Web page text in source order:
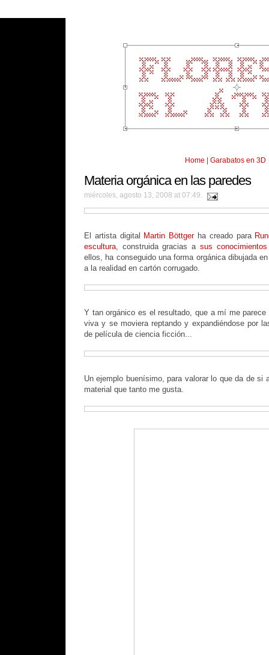
Home | Garabatos en 3D
Materia orgánica en las paredes
miércoles, agosto 13, 2008 at 07:49.
El artista digital Martin Böttgerha creado para
escultura, construida gracias a sus conocimientos
ellos, ha conseguido una forma orgánica dibujada
a la realidad en cartón corrugado.
Y tan orgánico es el resultado, que a mí me
viva y se moviera reptando y expandiéndose por
de película de ciencia ficción...
Un ejemplo buenísimo, para valorar lo que da de si
material que tanto me gusta.